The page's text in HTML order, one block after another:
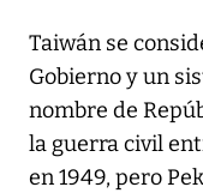
Taiwán se
Gobierno y un
nombre de
la guerra civil
en 1949, pero